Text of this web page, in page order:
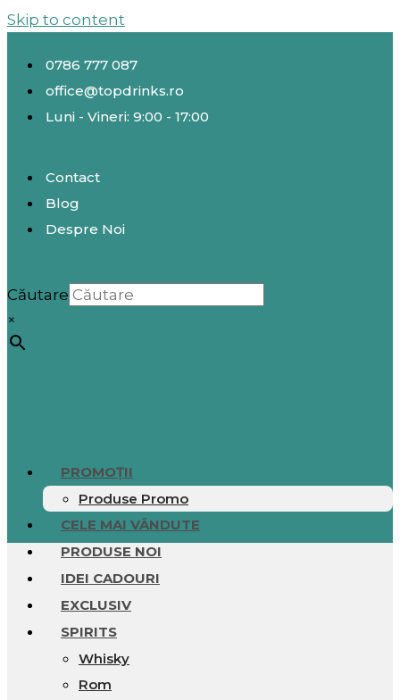
Skip to content
0786 777 087
office@topdrinks.ro
Luni - Vineri: 9:00 - 17:00
Contact
Blog
Despre Noi
Căutare
×
PROMOȚII
Produse Promo
CELE MAI VÂNDUTE
PRODUSE NOI
IDEI CADOURI
EXCLUSIV
SPIRITS
Whisky
Rom